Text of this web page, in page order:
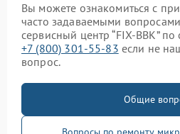
Вы можете ознакомиться с
часто задаваемыми
сервисный центр “FIX-BBK”
+7 (800) 301-55-83 если не
вопрос.
Общие